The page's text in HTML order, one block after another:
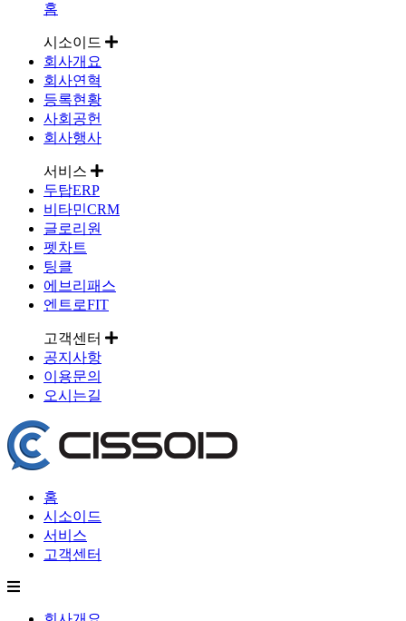
홈
시소이드
회사개요
회사연혁
등록현황
사회공헌
회사행사
서비스
두탑ERP
비타민CRM
글로리원
펫차트
팅클
에브리패스
엔트로FIT
고객센터
공지사항
이용문의
오시는길
홈
시소이드
서비스
고객센터